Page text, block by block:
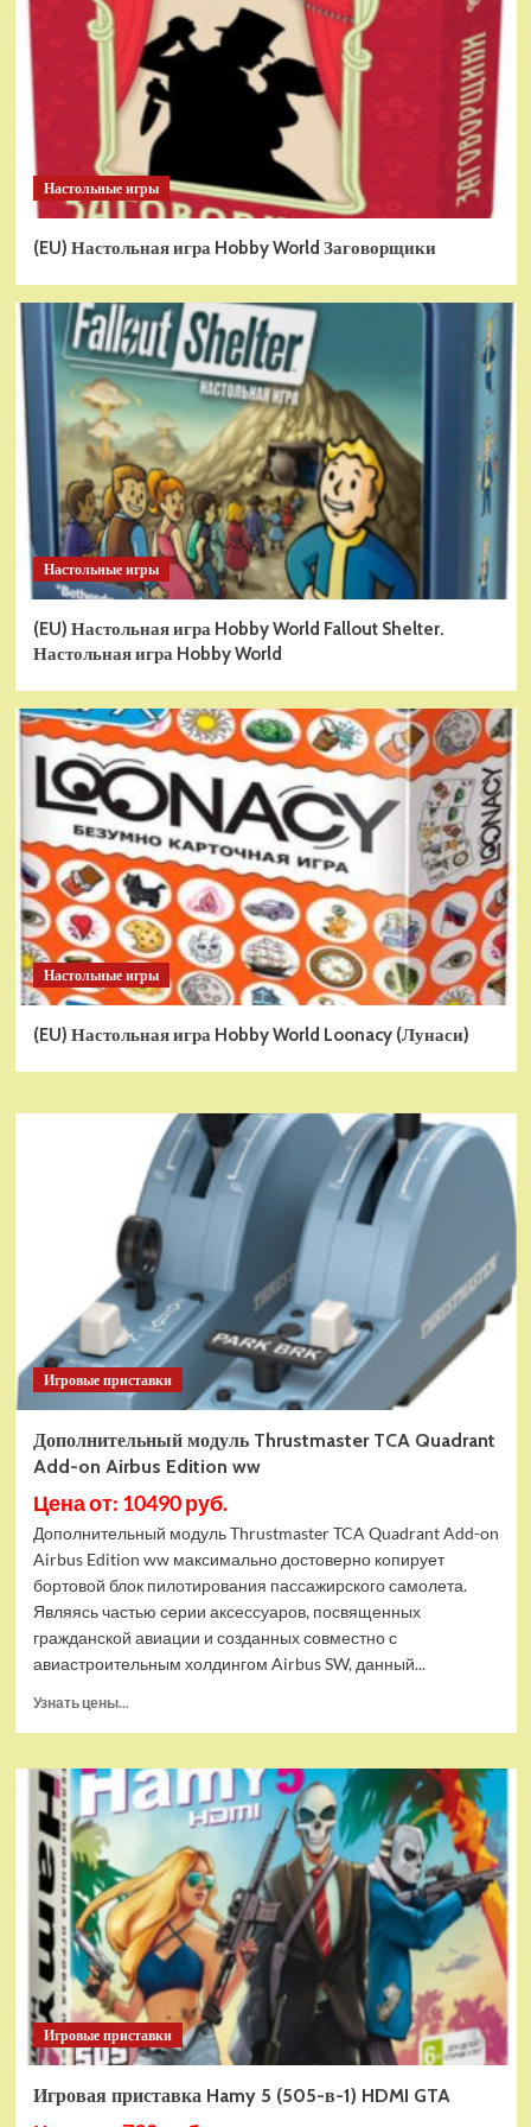
Настольные игры
(EU) Настольная игра Hobby World Заговорщики
Настольные игры
(EU) Настольная игра Hobby World Fallout Shelter.
Настольная игра Hobby World
Настольные игры
(EU) Настольная игра Hobby World Loonacy (Лунаси)
Игровые приставки
Дополнительный модуль Thrustmaster TCA Quadrant
Add-on Airbus Edition ww
Цена от: 10490 руб.
Дополнительный модуль Thrustmaster TCA Quadrant Add-on
Airbus Edition ww максимально достоверно копирует
бортовой блок пилотирования пассажирского самолета.
Являясь частью серии аксессуаров, посвященных
гражданской авиации и созданных совместно с
авиастроительным холдингом Airbus SW, данный...
Узнать цены...
Дополнительный
модуль
Thrustmaster
Quadrant
Add-
on
Airbus
Edition
ww
Игровые приставки
Игровая приставка Hamy 5 (505-в-1) HDMI GTA